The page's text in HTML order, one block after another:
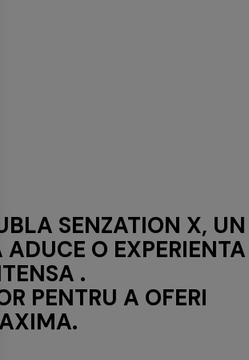
SENZATION X, UN
ADUCE O EXPERIENTA
.
PENTRU A OFERI